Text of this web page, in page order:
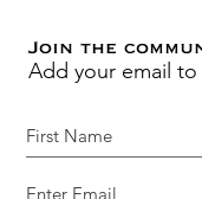
Join the
Add your email